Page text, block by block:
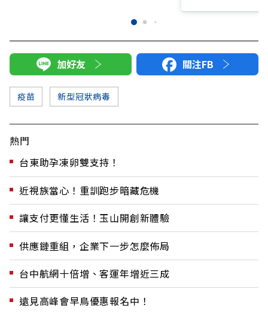
加好友 關注FB
疫苗 新型冠狀病毒
熱門
台東助孕凍卵雙支持！
近視族當心！重訓跑步暗藏危機
讓支付更懂生活！玉山開創新體驗
供應鏈重組，企業下一步怎麼佈局
台中航網十倍增、客運年增近三成
遠見高峰會早鳥優惠報名中！